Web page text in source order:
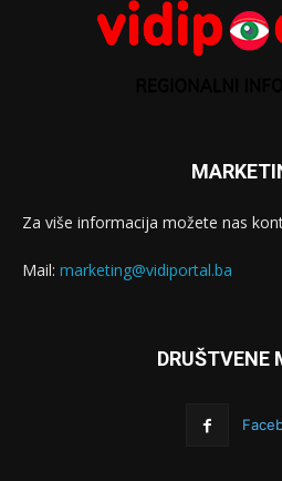
Za više informacija možete nas
Mail: marketing@vidiportal.ba
DRUŠTVENE